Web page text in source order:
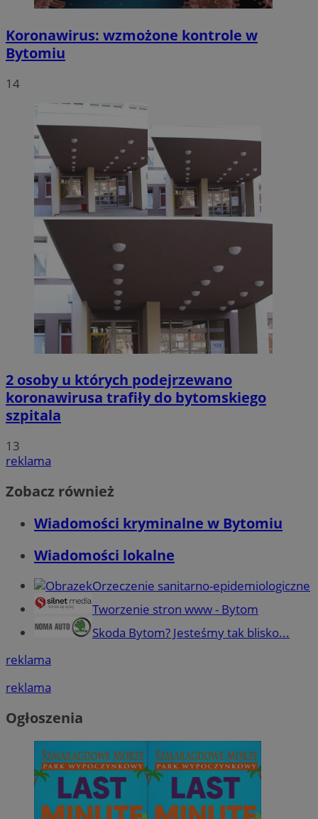
Koronawirus: wzmożone kontrole w
Bytomiu
14
2 osoby u których podejrzewano
koronawirusa trafiły do bytomskiego
szpitala
13
reklama
Zobacz również
Wiadomości kryminalne w Bytomiu
Wiadomości lokalne
Orzeczenie sanitarno-epidemiologiczne
Tworzenie stron www - Bytom
Skoda Bytom? Jesteśmy tak blisko...
reklama
reklama
Ogłoszenia